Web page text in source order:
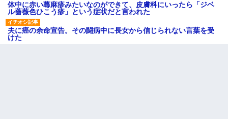
体中に赤い蕁麻疹みたいなのができて、皮膚科にいったら「ジベ
ル薔薇色ひこう疹」という症状だと言われた
夫に癌の余命宣告。その闘病中に長女から信じられない言葉を受
けた